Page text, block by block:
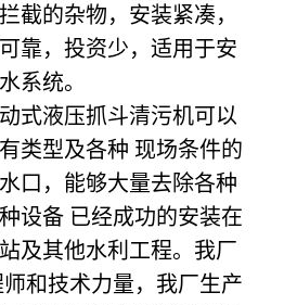
截的杂物，安装紧凑，
靠，投资少，适用于安
系统。
式液压抓斗清污机可以
类型及各种 现场条件的
口，能够大量去除各种
设备 已经成功的安装在
及其他水利工程。我厂
和技术力量，我厂生产